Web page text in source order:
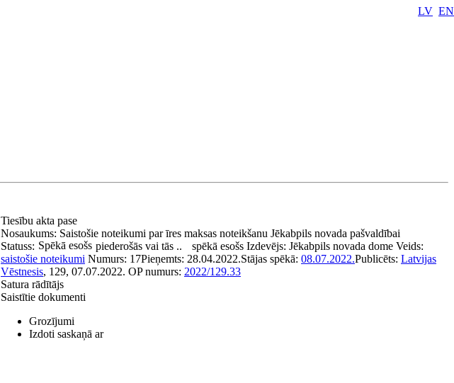
LV EN
Tiesību akta pase
Nosaukums: Saistošie noteikumi par īres maksas noteikšanu Jēkabpils novada pašvaldībai
piederošās vai tās ..
Statuss: Spēkā esošs spēkā esošs Izdevējs: Jēkabpils novada dome Veids:
saistošie noteikumi Numurs: 17Pieņemts: 28.04.2022.Stājas spēkā: 08.07.2022.Publicēts: Latvijas
Vēstnesis, 129, 07.07.2022. OP numurs: 2022/129.33
Satura rādītājs
Saistītie dokumenti
Grozījumi
Izdoti saskaņā ar